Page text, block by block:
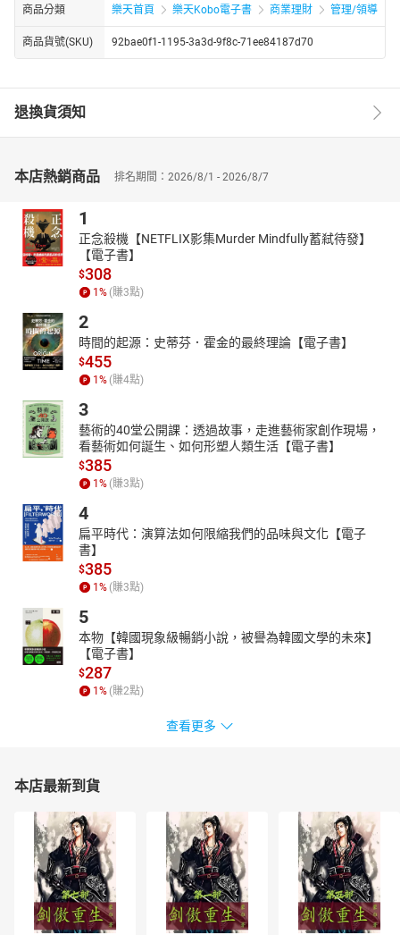
商品分類 樂天首頁 樂天Kobo電子書 商業理財 管理/領導
商品貨號(SKU) 92bae0f1-1195-3a3d-9f8c-71ee84187d70
退換貨須知
本店熱銷商品 排名期間：2026/8/1 - 2026/8/7
1
正念殺機【NETFLIX影集Murder Mindfully蓄弒待發】
【電子書】
$308
1% (賺3點)
2
時間的起源：史蒂芬．霍金的最終理論【電子書】
$455
1% (賺4點)
3
藝術的40堂公開課：透過故事，走進藝術家創作現場，
看藝術如何誕生、如何形塑人類生活【電子書】
$385
1% (賺3點)
4
扁平時代：演算法如何限縮我們的品味與文化【電子
書】
$385
1% (賺3點)
5
本物【韓國現象級暢銷小說，被譽為韓國文學的未來】
【電子書】
$287
1% (賺2點)
查看更多
本店最新到貨